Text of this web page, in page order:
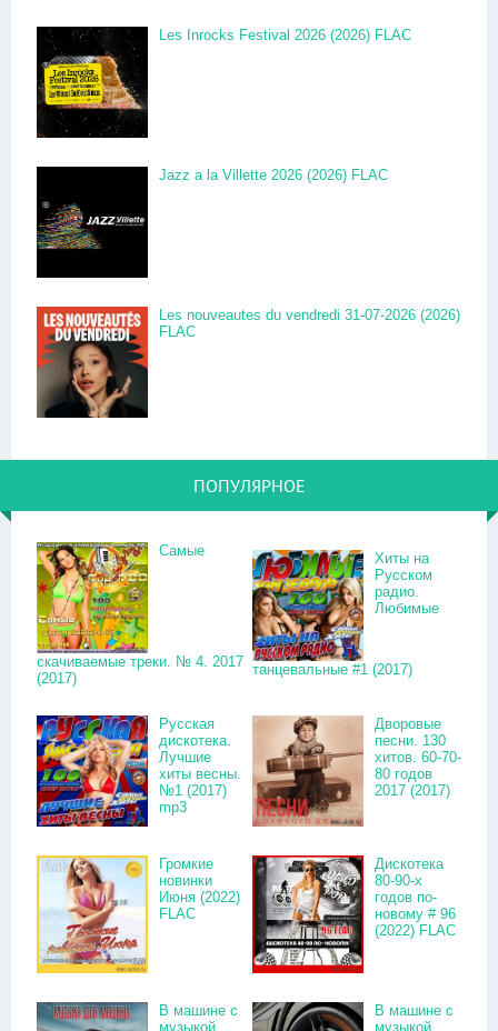
Les Inrocks Festival 2026 (2026) FLAC
Jazz a la Villette 2026 (2026) FLAC
Les nouveautes du vendredi 31-07-2026 (2026)
FLAC
ПОПУЛЯРНОЕ
Самые
скачиваемые треки. № 4. 2017
(2017)
Хиты на
Русском
радио.
Любимые
танцевальные #1 (2017)
Русская
дискотека.
Лучшие
хиты весны.
№1 (2017)
mp3
Дворовые
песни. 130
хитов. 60-70-
80 годов
2017 (2017)
Громкие
новинки
Июня (2022)
FLAC
Дискотека
80-90-х
годов по-
новому # 96
(2022) FLAC
В машине с
музыкой
В машине с
музыкой